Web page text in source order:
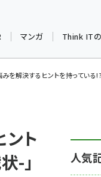
マンガ Think IT
を解決するヒントを持っている
ト
-」
人気